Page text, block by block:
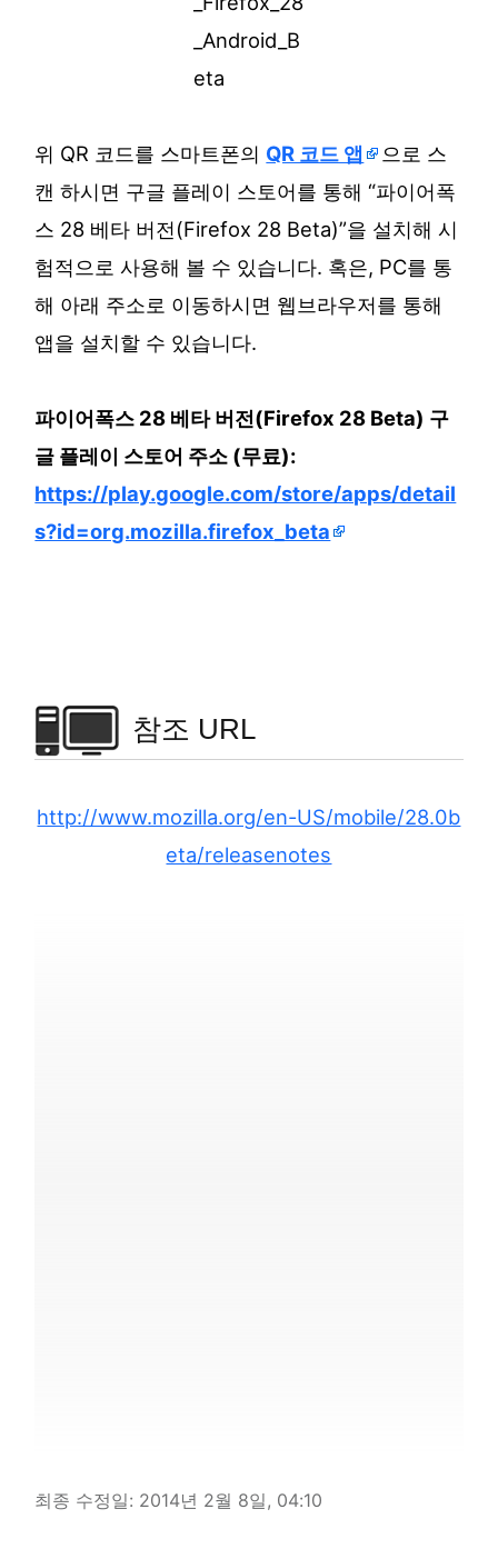
위 QR 코드를 스마트폰의 QR 코드 앱
으로 스
캔 하시면 구글 플레이 스토어를 통해 “파이어폭
스 28 베타 버전(Firefox 28 Beta)”을 설치해 시
험적으로 사용해 볼 수 있습니다. 혹은, PC를 통
해 아래 주소로 이동하시면 웹브라우저를 통해
앱을 설치할 수 있습니다.
파이어폭스 28 베타 버전(Firefox 28 Beta) 구
글 플레이 스토어 주소 (무료):
https://play.google.com/store/apps/detail
s?id=org.mozilla.firefox_beta
참조 URL
http://www.mozilla.org/en-US/mobile/28.0b
eta/releasenotes
최종 수정일: 2014년 2월 8일, 04:10